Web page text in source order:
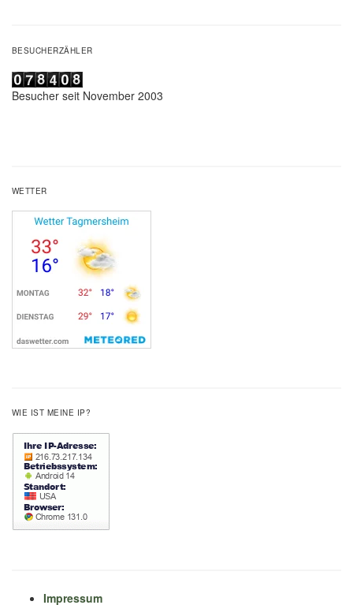
BESUCHERZÄHLER
Besucher seit November 2003
WETTER
WIE IST MEINE IP?
Impressum